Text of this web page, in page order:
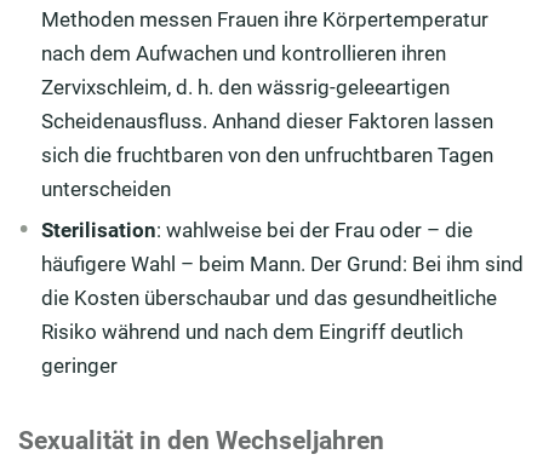
Methoden messen Frauen ihre Körpertemperatur
nach dem Aufwachen und kontrollieren ihren
Zervixschleim, d. h. den wässrig-geleeartigen
Scheidenausfluss. Anhand dieser Faktoren lassen
sich die fruchtbaren von den unfruchtbaren Tagen
unterscheiden
Sterilisation: wahlweise bei der Frau oder – die
häufigere Wahl – beim Mann. Der Grund: Bei ihm sind
die Kosten überschaubar und das gesundheitliche
Risiko während und nach dem Eingriff deutlich
geringer
Sexualität in den Wechseljahren